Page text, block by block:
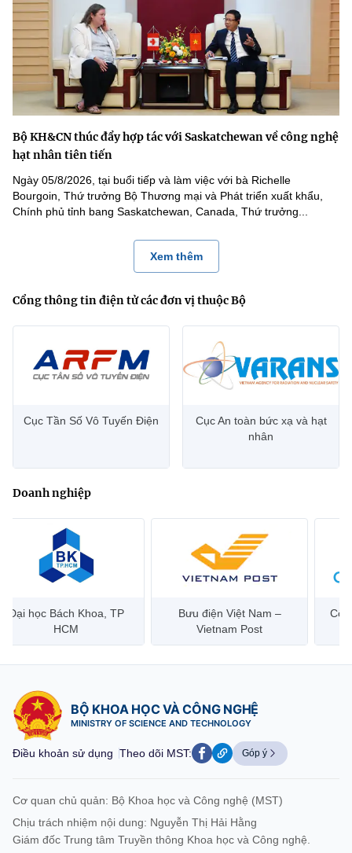
Bộ KH&CN thúc đẩy hợp tác với Saskatchewan về công nghệ
hạt nhân tiên tiến
Ngày 05/8/2026, tại buổi tiếp và làm việc với bà Richelle
Bourgoin, Thứ trưởng Bộ Thương mại và Phát triển xuất khẩu,
Chính phủ tỉnh bang Saskatchewan, Canada, Thứ trưởng...
Xem thêm
Cổng thông tin điện tử các đơn vị thuộc Bộ
Cục Tần Số Vô Tuyến Điện
Cục An toàn bức xạ và hạt
nhân
Doanh nghiệp
Bưu điện Việt Nam –
Vietnam Post
Công ty Cổ phần Hạ tầng
Viễn Thông CMC
BỘ KHOA HỌC VÀ CÔNG NGHỆ
MINISTRY OF SCIENCE AND TECHNOLOGY
Điều khoản sử dụng Theo dõi MST: Góp ý
Cơ quan chủ quản: Bộ Khoa học và Công nghệ (MST)
Chịu trách nhiệm nội dung: Nguyễn Thị Hải Hằng
Giám đốc Trung tâm Truyền thông Khoa học và Công nghệ.